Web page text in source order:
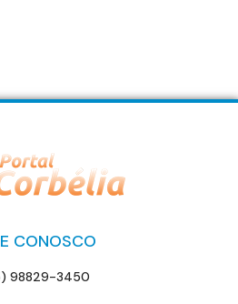
CONOSCO
98829-3450